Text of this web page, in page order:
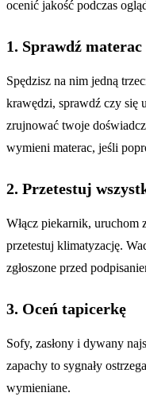
ocenić jakość podczas
1. Sprawdź materac
Spędzisz na nim jedną
krawędzi, sprawdź czy się
zrujnować twoje
wymieni materac, jeśli
2. Przetestuj
Włącz piekarnik,
przetestuj klimatyzację.
zgłoszone przed
3. Oceń tapicerkę
Sofy, zasłony i dywany
zapachy to sygnały
wymieniane.